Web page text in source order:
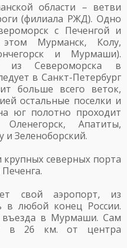
области – ветви
(филиала РЖД). Одно
с Печенгой и
Мурманск, Колу,
и Мурмаши).
из Североморска в
в Санкт-Петербург
больше всего веток,
остальные поселки и
юг полотно проходит
Апатиты,
Зеленоборский.
северных порта
свой аэропорт, из
в любой конец России.
въезда в Мурмаши. Сам
в 26 км. от центра